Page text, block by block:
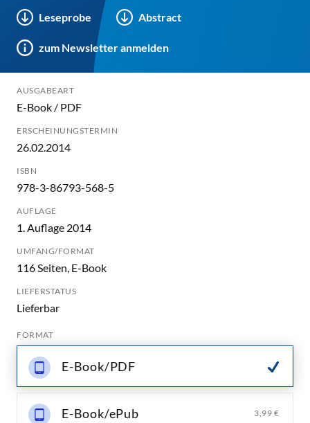
Leseprobe Abstract
zum Newsletter anmelden
AUSGABEART
E-Book / PDF
ERSCHEINUNGSTERMIN
26.02.2014
ISBN
978-3-86793-568-5
AUFLAGE
1. Auflage 2014
UMFANG/FORMAT
116 Seiten, E-Book
LIEFERSTATUS
Lieferbar
FORMAT
E-Book/PDF
E-Book/ePub 3,99 €